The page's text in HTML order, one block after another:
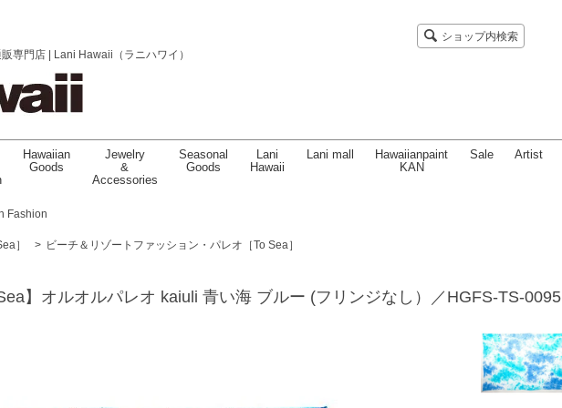
専門店 | Lani Hawaii（ラニハワイ）
ショップ内検索
Hawaiian
Goods
Jewelry
&
Accessories
Seasonal
Goods
Lani
Hawaii
Lani mall
Hawaiianpaint
KAN
Sale Artist
Fashion
］ > ビーチ＆リゾートファッション・パレオ［To Sea］
】オルオルパレオ kaiuli 青い海 ブルー (フリンジなし）／HGFS-TS-0095